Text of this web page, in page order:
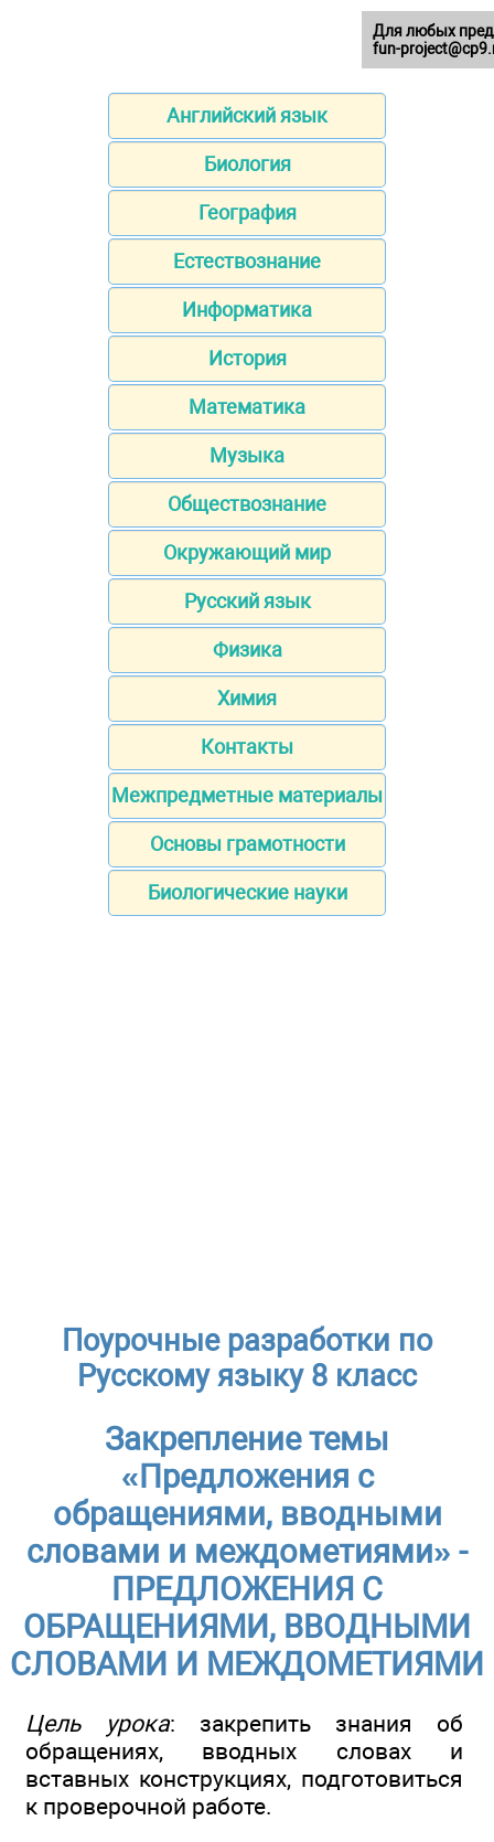
Английский язык
Биология
География
Естествознание
Информатика
История
Математика
Музыка
Обществознание
Окружающий мир
Русский язык
Физика
Химия
Контакты
Межпредметные материалы
Основы грамотности
Биологические науки
Поурочные разработки по
Русскому языку 8 класс
Закрепление темы
«Предложения с
обращениями, вводными
словами и междометиями» -
ПРЕДЛОЖЕНИЯ С
ОБРАЩЕНИЯМИ, ВВОДНЫМИ
СЛОВАМИ И МЕЖДОМЕТИЯМИ
Цель урока: закрепить знания об
обращениях, вводных словах и
вставных конструкциях, подготовиться
к проверочной работе.
Для любых
fun-